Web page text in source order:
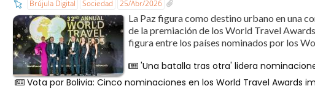
Brújula Digital Sociedad 25/Abr/2026
La Paz figura como destino urbano en una
de la premiación de los World Travel
figura entre los países nominados por los
'Una batalla tras otra' lidera
Vota por Bolivia: Cinco nominaciones en los World Travel Awards